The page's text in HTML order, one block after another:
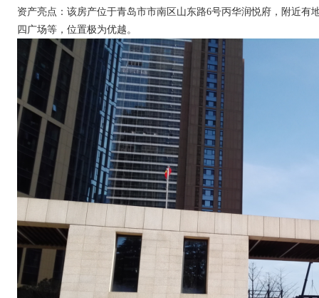
资产亮点：该房产位于青岛市市南区山东路6号丙华润悦府，附近
四广场等，位置极为优越。